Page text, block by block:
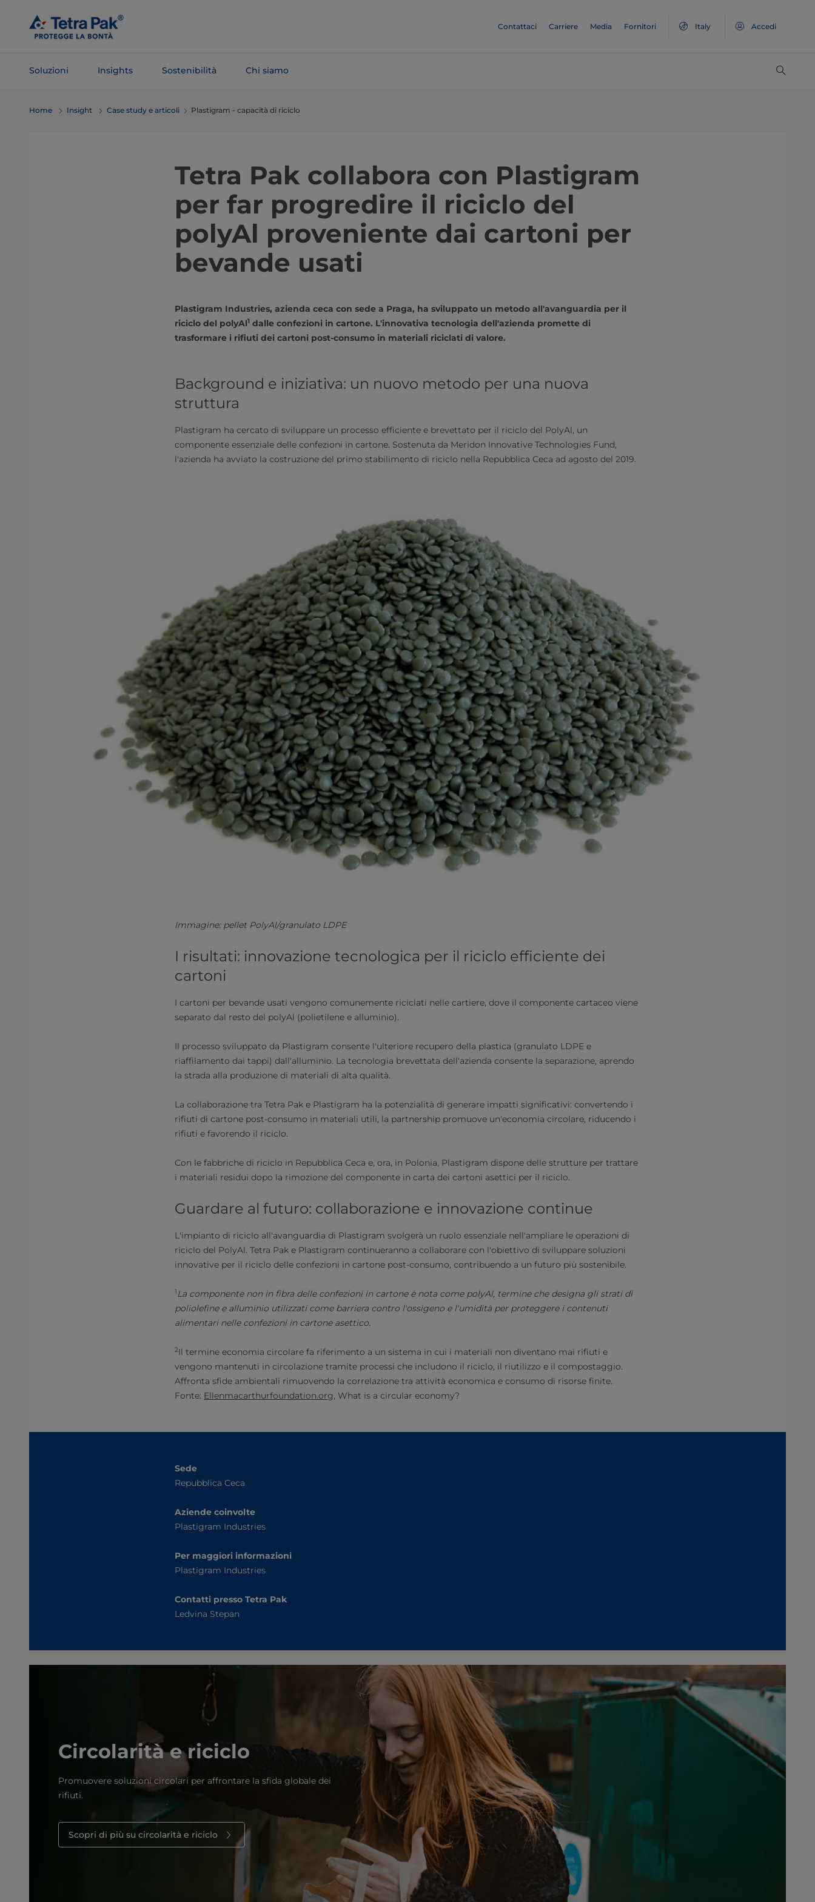
contenuto
principale
Contattaci Carriere Media Fornitori Italy Accedi
Soluzioni Insights Sostenibilità Chi siamo
navigazione
Home Insight Case study e articoli Plastigram - capacità di riciclo
Tetra Pak collabora con Plastigram
per far progredire il riciclo del
polyAl proveniente dai cartoni per
bevande usati
Plastigram Industries, azienda ceca con sede a Praga, ha sviluppato un metodo all'avanguardia per il
riciclo del polyAl1 dalle confezioni in cartone. L'innovativa tecnologia dell'azienda promette di
trasformare i rifiuti dei cartoni post-consumo in materiali riciclati di valore.
Background e iniziativa: un nuovo metodo per una nuova
struttura
Plastigram ha cercato di sviluppare un processo efficiente e brevettato per il riciclo del PolyAl, un
componente essenziale delle confezioni in cartone. Sostenuta da Meridon Innovative Technologies Fund,
l'azienda ha avviato la costruzione del primo stabilimento di riciclo nella Repubblica Ceca ad agosto del 2019.
Immagine: pellet PolyAl/granulato LDPE
I risultati: innovazione tecnologica per il riciclo efficiente dei
cartoni
I cartoni per bevande usati vengono comunemente riciclati nelle cartiere, dove il componente cartaceo viene
separato dal resto del polyAl (polietilene e alluminio).
Il processo sviluppato da Plastigram consente l'ulteriore recupero della plastica (granulato LDPE e
riaffilamento dai tappi) dall'alluminio. La tecnologia brevettata dell'azienda consente la separazione, aprendo
la strada alla produzione di materiali di alta qualità.
La collaborazione tra Tetra Pak e Plastigram ha la potenzialità di generare impatti significativi: convertendo i
rifiuti di cartone post-consumo in materiali utili, la partnership promuove un'economia circolare, riducendo i
rifiuti e favorendo il riciclo.
Con le fabbriche di riciclo in Repubblica Ceca e, ora, in Polonia, Plastigram dispone delle strutture per trattare
i materiali residui dopo la rimozione del componente in carta dei cartoni asettici per il riciclo.
Guardare al futuro: collaborazione e innovazione continue
L'impianto di riciclo all'avanguardia di Plastigram svolgerà un ruolo essenziale nell'ampliare le operazioni di
riciclo del PolyAl. Tetra Pak e Plastigram continueranno a collaborare con l'obiettivo di sviluppare soluzioni
innovative per il riciclo delle confezioni in cartone post-consumo, contribuendo a un futuro più sostenibile.
1La componente non in fibra delle confezioni in cartone è nota come polyAl, termine che designa gli strati di
poliolefine e alluminio utilizzati come barriera contro l'ossigeno e l'umidità per proteggere i contenuti
alimentari nelle confezioni in cartone asettico.
2Il termine economia circolare fa riferimento a un sistema in cui i materiali non diventano mai rifiuti e
vengono mantenuti in circolazione tramite processi che includono il riciclo, il riutilizzo e il compostaggio.
Affronta sfide ambientali rimuovendo la correlazione tra attività economica e consumo di risorse finite.
Fonte: Ellenmacarthurfoundation.org, What is a circular economy?
Sede
Repubblica Ceca
Aziende coinvolte
Plastigram Industries
Per maggiori informazioni
Plastigram Industries
Contatti presso Tetra Pak
Ledvina Stepan
Circolarità e riciclo
Promuovere soluzioni circolari per affrontare la sfida globale dei
rifiuti.
Scopri di più su circolarità e riciclo